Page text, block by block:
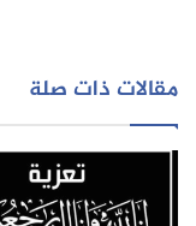
الهوية الوطنية
تنظيم البطولة
مقالات ذات صلة